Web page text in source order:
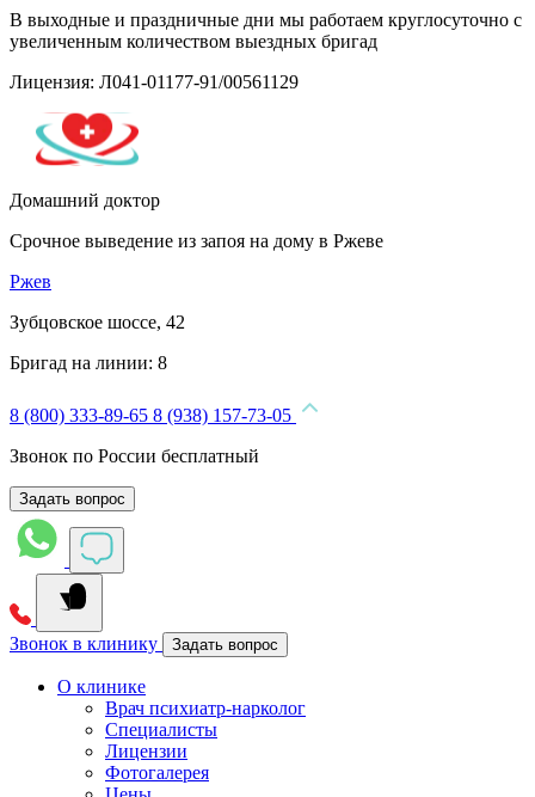
В выходные и праздничные дни мы работаем круглосуточно с
увеличенным количеством выездных бригад
Лицензия: Л041-01177-91/00561129
Домашний доктор
Срочное выведение из запоя на дому в Ржеве
Ржев
Зубцовское шоссе, 42
Бригад на линии: 8
8 (800) 333-89-65 8 (938) 157-73-05
Звонок по России бесплатный
Задать вопрос
Звонок в клинику Задать вопрос
О клинике
Врач психиатр-нарколог
Специалисты
Лицензии
Фотогалерея